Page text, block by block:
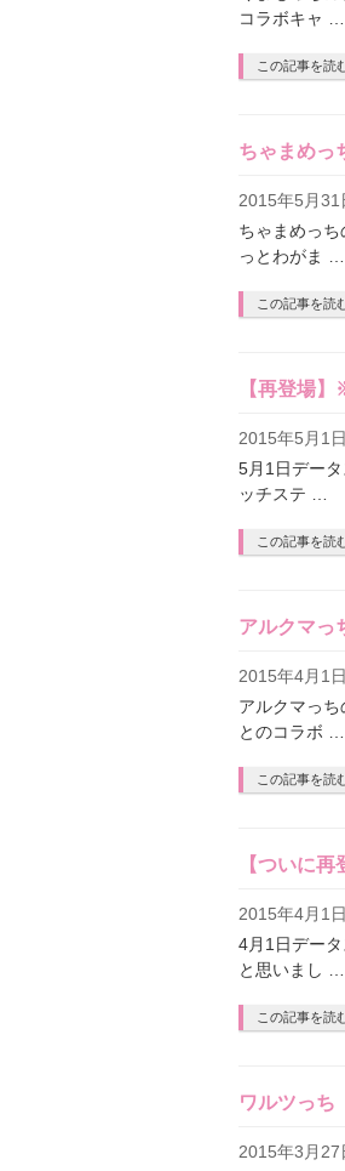
コラボキャ …
この記事を読
ちゃまめっ
2015年5月31
ちゃまめっ
っとわがま …
この記事を読
【再登場
2015年5月1日
5月1日デー
ッチステ …
この記事を読
アルクマっ
2015年4月1日
アルクマっ
とのコラボ …
この記事を読
【ついに
2015年4月1日
4月1日デー
と思いまし …
この記事を読
ワルツっち
2015年3月27